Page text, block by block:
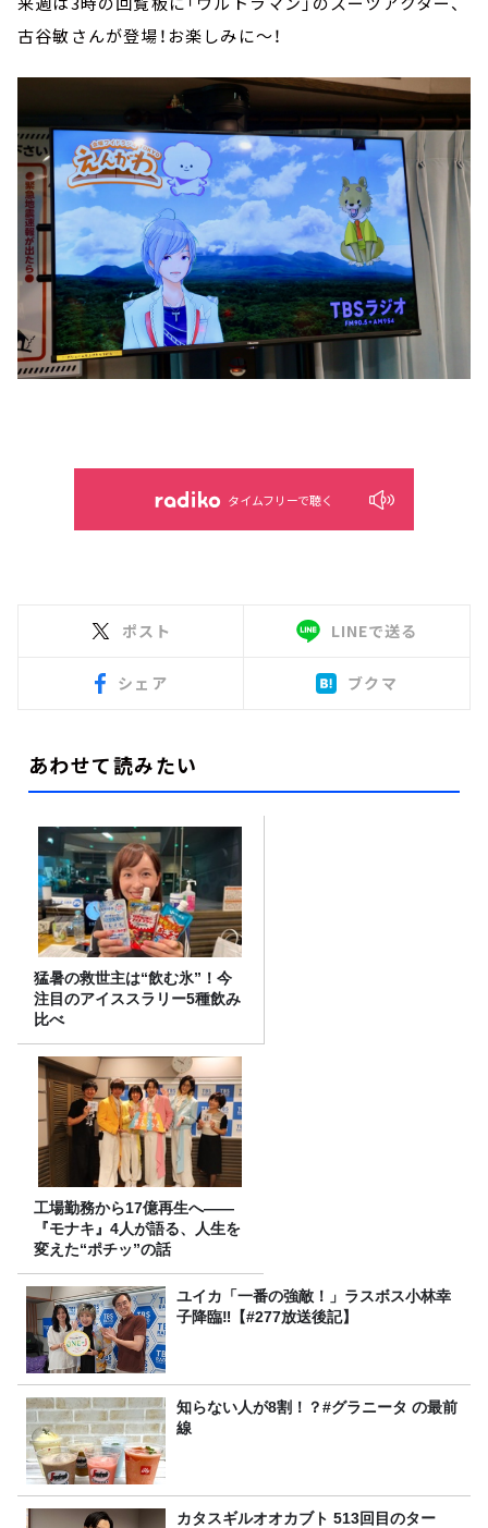
古谷敏さんが登場！お楽しみに～！
タイムフリーで聴く
ポスト LINEで送る
シェア ブクマ
あわせて読みたい
猛暑の救世主は“飲む氷”！今
注目のアイススラリー5種飲み
比べ
工場勤務から17億再生へ——
『モナキ』4人が語る、人生を
変えた“ポチッ”の話
ユイカ「一番の強敵！」ラスボス小林幸
子降臨‼【#277放送後記】
知らない人が8割！？#グラニータ の最前
線
カタスギルオオカブト 513回目のター